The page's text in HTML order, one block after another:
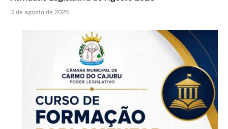
3 de agosto de 2026